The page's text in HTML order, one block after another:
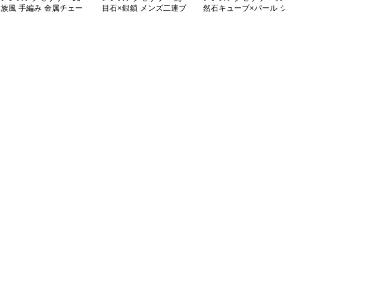
族風 手編み 金属チェー
目石×銀鎖 メンズ二連ブ
然石キューブ×パール シ